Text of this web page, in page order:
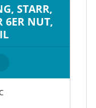
STARR,
6ER NUT,